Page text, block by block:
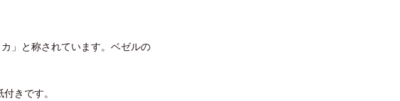
」と称されています。ベゼルの
きです。